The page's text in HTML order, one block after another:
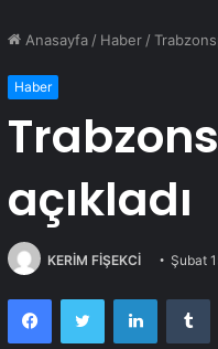
Anasayfa / Haber /
Haber
açıkladı
KERİM FİŞEKCİ Şubat
FacebookTwitter LinkedIn